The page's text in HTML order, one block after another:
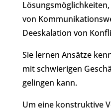
von
Deeskalation von
Sie lernen Ansätze
mit schwierigen
gelingen kann.
Um eine konstruktive